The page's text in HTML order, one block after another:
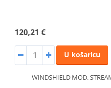
120,21 €
U košaricu
WINDSHIELD MOD.